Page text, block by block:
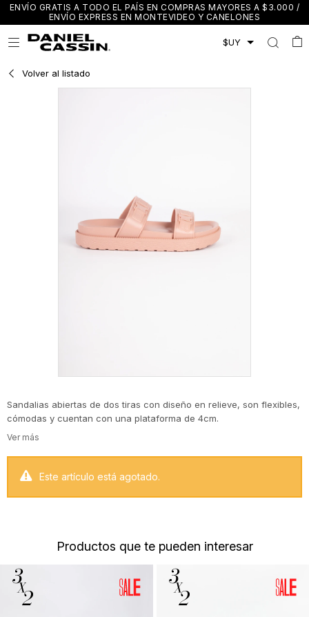
ENVÍO GRATIS A TODO EL PAÍS EN COMPRAS MAYORES A $3.000 /
ENVÍO EXPRESS EN MONTEVIDEO Y CANELONES

Volver al listado
Sandalias abiertas de dos tiras con diseño en relieve, son flexibles,
cómodas y cuentan con una plataforma de 4cm.
Este artículo está agotado.
Productos que te pueden interesar